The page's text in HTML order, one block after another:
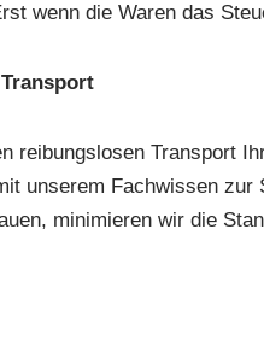
wenn die Waren das
reibungslosen Transport
unserem Fachwissen
minimieren wir die